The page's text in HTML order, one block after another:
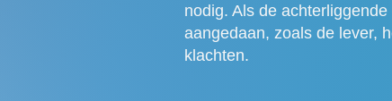
nodig. Als de
aangedaan, zoals de lever,
klachten.